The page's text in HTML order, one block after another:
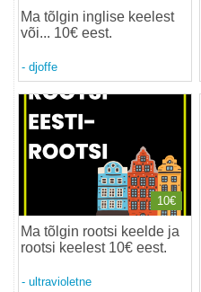
Ma tõlgin inglise keelest
või... 10€ eest.
- djoffe
Ma tõlgin rootsi keelde ja
rootsi keelest 10€ eest.
- ultravioletne
10€